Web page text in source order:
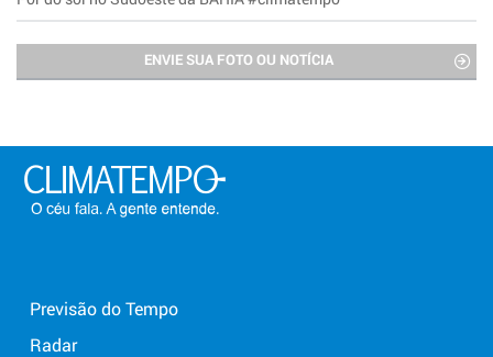
ENVIE SUA FOTO OU NOTÍCIA
Previsão do Tempo
Radar